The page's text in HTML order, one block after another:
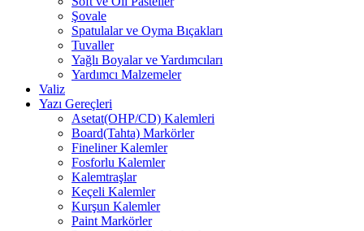
Şovale
Spatulalar ve Oyma Bıçakları
Tuvaller
Yağlı Boyalar ve Yardımcıları
Yardımcı Malzemeler
Valiz
Yazı Gereçleri
Asetat(OHP/CD) Kalemleri
Board(Tahta) Markörler
Fineliner Kalemler
Fosforlu Kalemler
Kalemtraşlar
Keçeli Kalemler
Kurşun Kalemler
Paint Markörler